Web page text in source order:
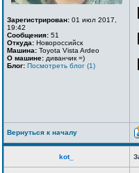
Зарегистрирован: 01 июл 2017,
19:42
Сообщения: 51
Откуда: Новороссийск
Машина: Toyota Vista Ardeo
О машине: диванчик =)
Блог: Посмотреть блог (1)
Вернуться к началу
kot_